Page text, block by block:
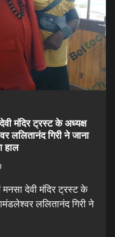
मंदिर ट्रस्ट के अध्यक्ष
ललितानंद गिरी ने जाना
हाल
मनसा देवी मंदिर ट्रस्ट के
ललितानंद गिरी ने